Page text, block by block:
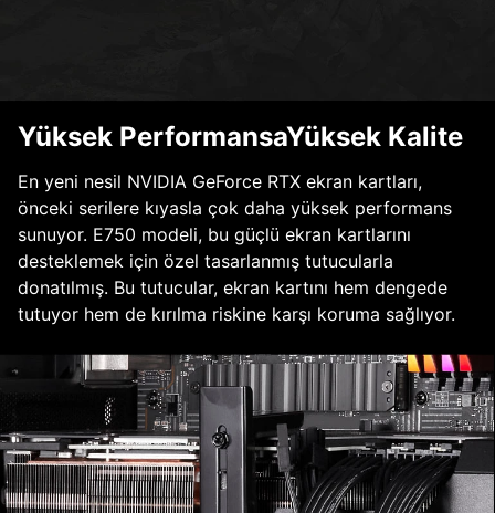
Yüksek PerformansaYüksek Kalite
En yeni nesil NVIDIA GeForce RTX ekran kartları,
önceki serilere kıyasla çok daha yüksek performans
sunuyor. E750 modeli, bu güçlü ekran kartlarını
desteklemek için özel tasarlanmış tutucularla
donatılmış. Bu tutucular, ekran kartını hem dengede
tutuyor hem de kırılma riskine karşı koruma sağlıyor.